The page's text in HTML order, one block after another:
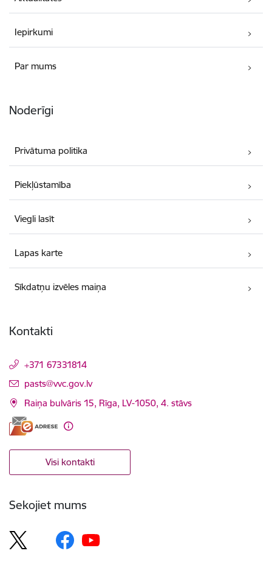
Iepirkumi
Par mums
Noderīgi
Privātuma politika
Piekļūstamība
Viegli lasīt
Lapas karte
Sīkdatņu izvēles maiņa
Kontakti
+371 67331814
E-pasts:
pasts@vvc.gov.lv
Raiņa bulvāris 15, Rīga, LV-1050, 4. stāvs
Visi kontakti
Sekojiet mums